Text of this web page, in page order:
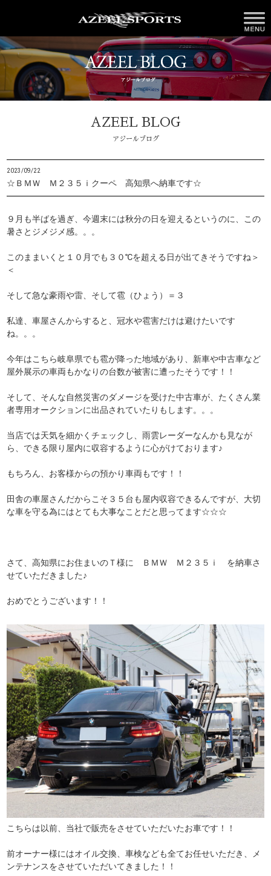
AZEEL BLOG
アジールブログ
2023/09/22
☆ＢＭＷ Ｍ２３５ｉクーペ 高知県へ納車です☆
９月も半ばを過ぎ、今週末には秋分の日を迎えるというのに、この
暑さとジメジメ感。。。
このままいくと１０月でも３０℃を超える日が出てきそうですね＞
＜
そして急な豪雨や雷、そして雹（ひょう）＝３
私達、車屋さんからすると、冠水や雹害だけは避けたいです
ね。。。
今年はこちら岐阜県でも雹が降った地域があり、新車や中古車など
屋外展示の車両もかなりの台数が被害に遭ったそうです！！
そして、そんな自然災害のダメージを受けた中古車が、たくさん業
者専用オークションに出品されていたりもします。。。
当店では天気を細かくチェックし、雨雲レーダーなんかも見なが
ら、できる限り屋内に収容するように心がけております♪
もちろん、お客様からの預かり車両もです！！
田舎の車屋さんだからこそ３５台も屋内収容できるんですが、大切
な車を守る為にはとても大事なことだと思ってます☆☆☆
さて、高知県にお住まいのＴ様に ＢＭＷ Ｍ２３５ｉ を納車さ
せていただきました♪
おめでとうございます！！
こちらは以前、当社で販売をさせていただいたお車です！！
前オーナー様にはオイル交換、車検なども全てお任せいただき、メ
ンテナンスをさせていただいてきました！！